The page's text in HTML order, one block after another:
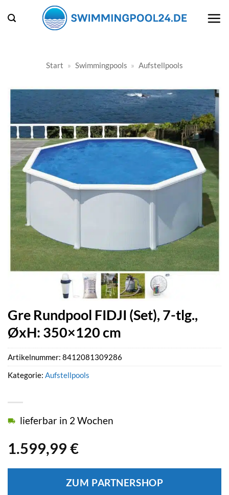
Inhalt
Start » Swimmingpools » Aufstellpools
Gre Rundpool FIDJI (Set), 7-tlg.,
ØxH: 350×120 cm
1.599,99 €
lieferbar in 2 Wochen
ZUM PARTNERSHOP
Artikelnummer: 8412081309286
Kategorie: Aufstellpools